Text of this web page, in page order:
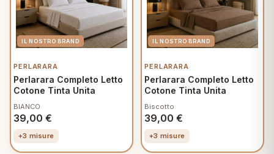
PERLARARA
Perlarara Completo Letto
Cotone Tinta Unita
BIANCO
39,00 €
+3 misure
PERLARARA
Perlarara Completo Letto
Cotone Tinta Unita
Biscotto
39,00 €
+3 misure